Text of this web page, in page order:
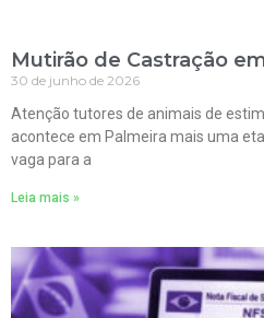
Mutirão de Castração
30 de junho de 2026
Atenção tutores de animais de
acontece em Palmeira mais uma
vaga para a
Leia mais »